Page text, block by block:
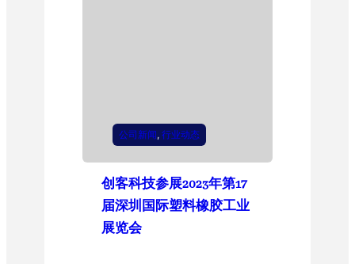
公司新闻, 行业动态
创客科技参展2023年第17
届深圳国际塑料橡胶工业
展览会